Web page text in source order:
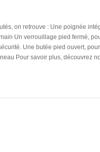
on retrouve : Une poignée
Un verrouillage pied fermé,
Une butée pied ouvert,
Pour savoir plus, découvrez